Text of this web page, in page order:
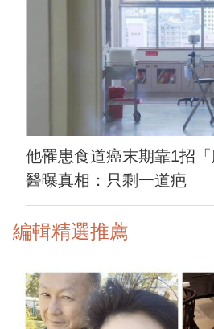
他罹患食道癌末期靠1招「
醫曝真相：只剩一道疤
編輯精選推薦